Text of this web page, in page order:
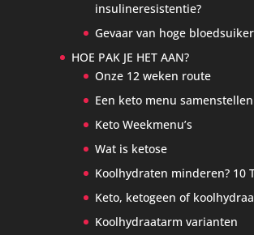
insulineresistentie?
Gevaar van hoge
HOE PAK JE HET AAN?
Onze 12 weken route
Een keto menu samenstellen
Keto Weekmenu’s
Wat is ketose
Koolhydraten minderen? 10
Keto, ketogeen of
Koolhydraatarm varianten